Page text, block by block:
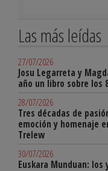
Las más leídas
27/07/2026
Josu Legarreta y
año un libro sobre los
28/07/2026
Tres décadas de
emoción y homenaje
Trelew
30/07/2026
Euskara Munduan: